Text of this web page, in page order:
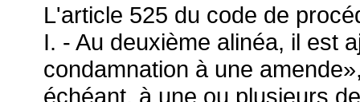
L'article 525 du code de
I. - Au deuxième alinéa, il est
condamnation à une
échéant, à une ou plusieurs